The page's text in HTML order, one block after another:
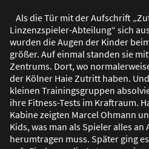
Als die Tür mit der Aufschrift
Linzenzspieler-Abteilung“ sich
wurden die Augen der Kinder
größer. Auf einmal standen sie
Zentrums. Dort, wo
der Kölner Haie Zutritt haben.
kleinen Trainingsgruppen
ihre Fitness-Tests im Kraftraum.
Kabine zeigten Marcel Ohmann
Kids, was man als Spieler alles
herumtragen muss. Später ging